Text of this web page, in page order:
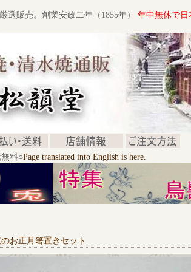
選販売。創業安政二年（1855年） 年中無休で
料○Page translated into English is here.
お正月箸置きセット